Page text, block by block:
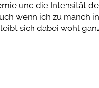
und die Intensität
wenn ich zu manch
sich dabei wohl